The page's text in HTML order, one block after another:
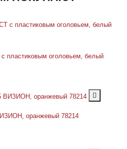
пластиковым оголовьем, белый
оранжевый 78214